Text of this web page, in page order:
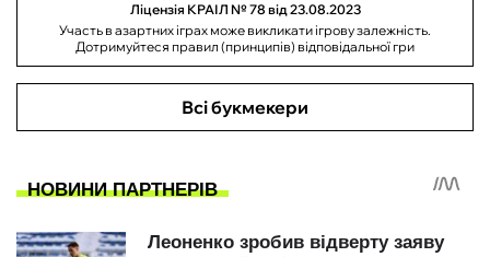
Ліцензія КРАІЛ № 78 від 23.08.2023
Участь в азартних іграх може викликати ігрову залежність.
Дотримуйтеся правил (принципів) відповідальної гри
Всі букмекери